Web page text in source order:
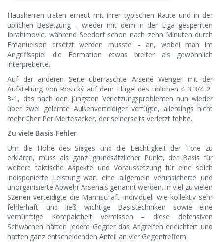
Hausherren traten erneut mit ihrer typischen Raute und in der
üblichen Besetzung – wieder mit dem in der Liga gesperrten
Ibrahimovic, während Seedorf schon nach zehn Minuten durch
Emanuelson ersetzt werden musste – an, wobei man im
Angriffsspiel die Formation etwas breiter als gewöhnlich
interpretierte.
Auf der anderen Seite überraschte Arsené Wenger mit der
Aufstellung von Rosický auf dem Flügel des üblichen 4-3-3/4-2-
3-1, das nach den jüngsten Verletzungsproblemen nun wieder
über zwei gelernte Außenverteidiger verfügte, allerdings nicht
mehr über Per Mertesacker, der seinerseits verletzt fehlte.
Zu viele Basis-Fehler
Um die Höhe des Sieges und die Leichtigkeit der Tore zu
erklären, muss als ganz grundsätzlicher Punkt, der Basis für
weitere taktische Aspekte und Voraussetzung für eine solch
indisponierte Leistung war, eine allgemein verunsicherte und
unorganisierte Abwehr Arsenals genannt werden. In viel zu vielen
Szenen verteidigte die Mannschaft individuell wie kollektiv sehr
fehlerhaft und ließ wichtige Basistechniken sowie eine
vernünftige Kompaktheit vermissen – diese defensiven
Schwächen hätten jedem Gegner das Angreifen erleichtert und
hatten ganz entscheidenden Anteil an vier Gegentreffern.